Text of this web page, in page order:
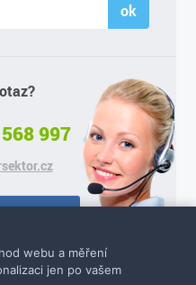
ok
997
webu a měření
jen po vašem